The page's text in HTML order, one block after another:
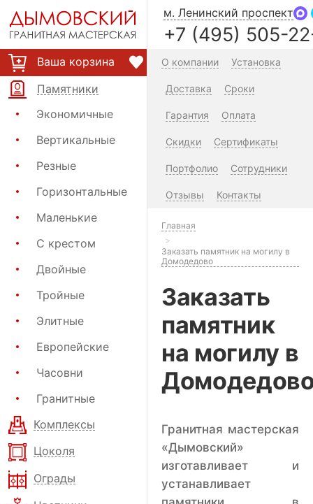
Ваша корзина
Памятники
Экономичные
Вертикальные
Резные
Горизонтальные
Маленькие
С крестом
Двойные
Тройные
Элитные
Европейские
Часовни
Гранитные
Комплексы
Цоколя
Ограды
м. Ленинский проспект
+7 (495) 505-
О компании Установка
Доставка Сроки
Гарантия Оплата
Скидки Сертификаты
Портфолио Сотрудники
Отзывы Контакты
Главная
Заказать памятник на могилу в
Домодедово
Заказать
памятник
на могилу в
Гранитная мастерская
«Дымовский»
изготавливает и
устанавливает